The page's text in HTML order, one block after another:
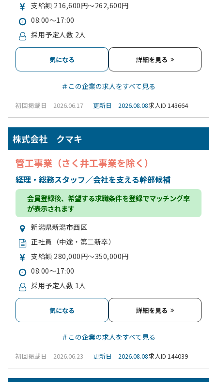
支給額 216,600円～262,600円
08:00～17:00
採用予定人数 2人
気になる 詳細を見る
＃この企業の求人をすべて見る
初回掲載日 2026.06.17 更新日 2026.08.08求人ID 143664
株式会社 クマキ
管工事業（さく井工事業を除く）
経理・総務スタッフ／会社を支える幹部候補
会員登録後、希望する求職条件を登録でマッチング率
が表示されます
新潟県新潟市西区
正社員（中途・第二新卒）
支給額 280,000円～350,000円
08:00～17:00
採用予定人数 1人
気になる 詳細を見る
＃この企業の求人をすべて見る
初回掲載日 2026.06.23 更新日 2026.08.08求人ID 144039